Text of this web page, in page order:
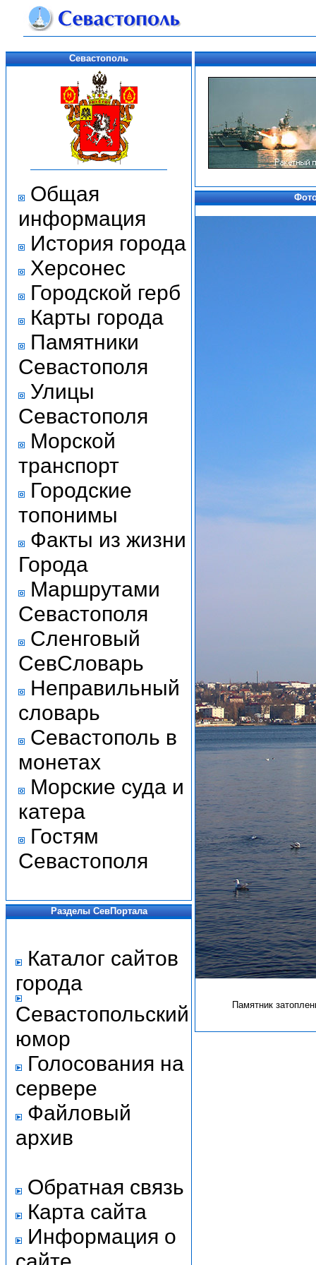
Севастополь
Общая
информация
История города
Херсонес
Городской герб
Карты города
Памятники
Севастополя
Улицы
Севастополя
Морской
транспорт
Городские
топонимы
Факты из жизни
Города
Маршрутами
Севастополя
Сленговый
СевСловарь
Неправильный
словарь
Севастополь в
монетах
Морские суда и
катера
Гостям
Севастополя
Разделы СевПортала
Каталог сайтов
города
Севастопольский
юмор
Голосования на
сервере
Файловый
архив
Обратная связь
Карта сайта
Информация о
Памятник